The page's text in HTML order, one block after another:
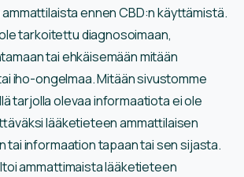
ennen CBD:n käyttämistä.
tarkoitettu diagnosoimaan,
tai ehkäisemään mitään
iho-ongelmaa. Mitään sivustomme
tarjolla olevaa informaatiota ei ole
lääketieteen ammattilaisen
tai informaation tapaan tai sen sijasta.
ammattimaista lääketieteen